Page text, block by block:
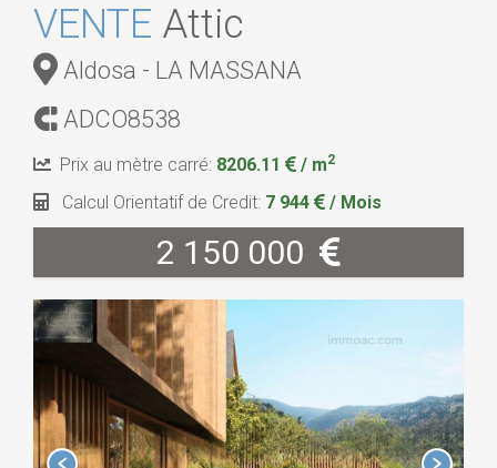
VENTE Attic
Aldosa - LA MASSANA
ADCO8538
Prix au mètre carré: 8206.11 / m2
Calcul Orientatif de Credit: 7 944 / Mois
2 150 000